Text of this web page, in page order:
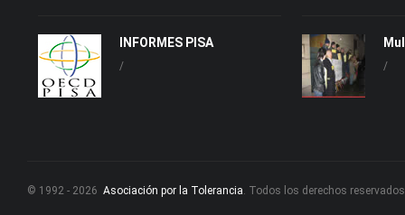
INFORMES PISA
/ /
© 1992 - 2026 Asociación por la Tolerancia. Todos los derechos